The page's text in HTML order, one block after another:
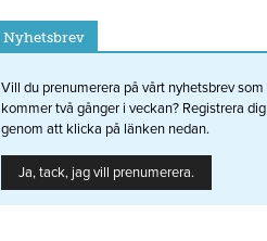
Nyhetsbrev
Vill du prenumerera på vårt nyhetsbrev som
kommer två gånger i veckan? Registrera dig
genom att klicka på länken nedan.
Ja, tack, jag vill prenumerera.